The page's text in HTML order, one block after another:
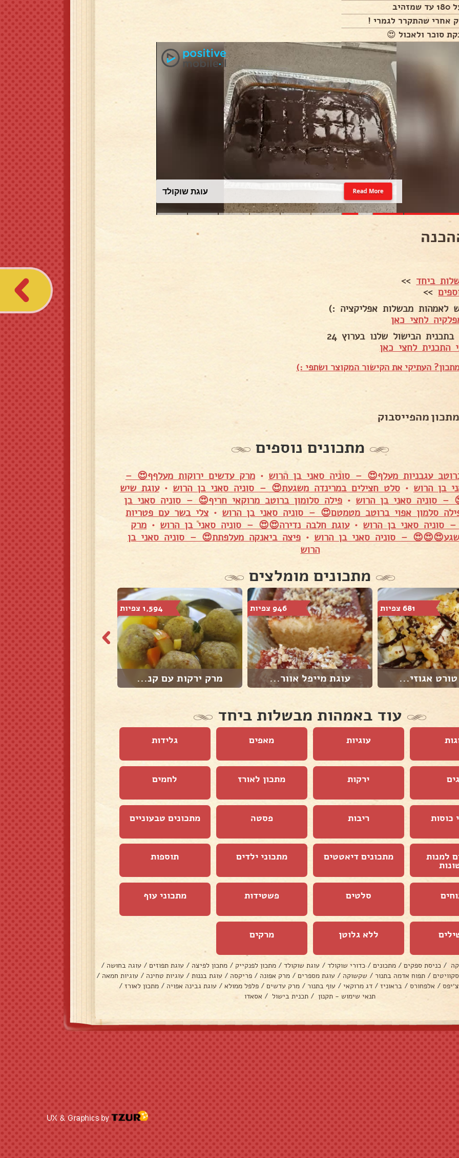
אחרי שהתקרר לגמרי !
סוכר ולאכול 😍
סלט תירס Read More
ביחד >>
>>
לאמהות מבשלות אפליקציה :)
לחצי כאן
הבישול שלנו בערוץ 24
התכנית לחצי כאן
העתיקי את הקישור המקוצר ושתפי :)
מהפייסבוק
מתכונים נוספים
עגבניות מעלף😍 – סוניה סאני בן הרוש •מרק עדשים ירוקות מעלףף😍 –
בן הרוש •סלט חצילים במרינדה משגעת😍 – סוניה סאני בן הרוש •עוגת שיש
– סוניה סאני בן הרוש • פילה סלומון ברוטב מרוקאי חריף😍 – סוניה סאני בן
סלמון אפוי ברוטב מטמטם😍 – סוניה סאני בן הרוש • צלי בשר עם פטריות
סוניה סאני בן הרוש •עוגת חלבה נדירה😍😍 – סוניה סאני בן הרוש • מרק
– סוניה סאני בן הרוש •פיצה ביאנקה מעלפתת😍 – סוניה סאני בן
הרוש
מתכונים מומלצים
681 צפיות
אגוזי...
946 צפיות
עוגת מייפל אוור...
1,594 צפיות
מרק ירקות עם קנ...
עוד באמהות מבשלות ביחד
עוגיות מאפים גלידות
ירקות מתכון לאורז לחמים
כוסות ריבות פסטה מתכונים טבעוניים
למנות מתכונים דיאטטים מתכוני ילדים תוספות
סלטים פשטידות מתכוני עוף
ללא גלוטן מרקים
/ כניסת ספקים / מתכונים / כדורי שוקולד / עוגת שוקולד / מתכון לפנקייק / מתכון לפיצה / עוגת תפוזים / עוגה בחושה /
/ תפוח אדמה בתנור / שקשוקה / עוגת מספרים / מרק אפונה / פריקסה / עוגת בננות / עוגיות טחינה / עוגיות חמאה /
/ אלפחורס / בראוניז / דג מרוקאי / עוף בתנור / מרק עדשים / פלפל ממולא / עוגת גבינה אפויה / מתכון לאורז /
תנאי שימוש - תקנון / תכנית בישול / אסאדו